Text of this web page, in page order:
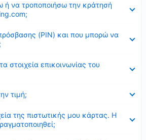
να τροποποιήσω την κράτησή
(PIN) και που μπορώ να
στοιχεία επικοινωνίας του
τιμή;
της πιστωτικής μου κάρτας. Η